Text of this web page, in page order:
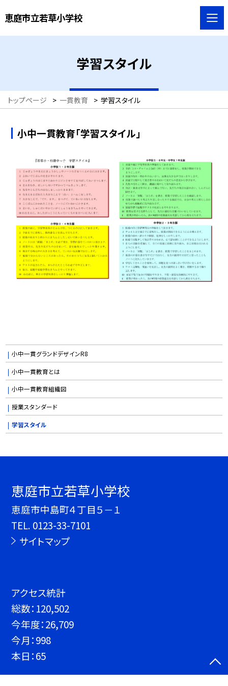
恵庭市立若草小学校
学習スタイル
トップページ > 一貫教育 > 学習スタイル
小中一貫教育「学習スタイル」
小中一貫グランドデザインR8
小中一貫教育とは
小中一貫教育組織図
授業スタンダード
学習スタイル
恵庭市立若草小学校
恵庭市中島町４丁目５－１
TEL. 0123-33-7101
サイトマップ
アクセス統計
総数： 120,502
今年度：26,709
今月：998
本日：65